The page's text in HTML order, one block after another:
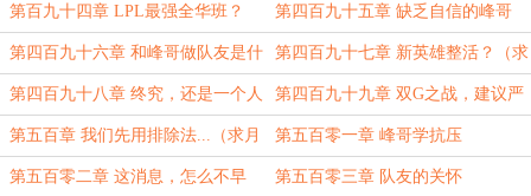
了 是...（求月票求订阅）
第百九十四章 LPL最强全华班？ 第四百九十五章 缺乏自信的峰哥
（求月票求订阅）
第四百九十六章 和峰哥做队友是什
么体验？
第四百九十七章 新英雄整活？（求
月票求推荐）
第四百九十八章 终究，还是一个人
扛下了所有
第四百九十九章 双G之战，建议严
查！（求月票求订阅）
第五百章 我们先用排除法...（求月
票求订阅）
第五百零一章 峰哥学抗压
第五百零二章 这消息，怎么不早 第五百零三章 队友的关怀